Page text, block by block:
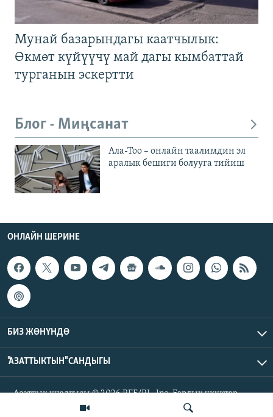
Мунай базарындагы каатчылык:
Өкмөт күйүүчү май дагы кымбаттай
турганын эскертти
Блог - Миңсанат
Ала-Тоо – онлайн таалимдин эл
аралык бешиги болууга тийиш
ОНЛАЙН ШЕРИНЕ
БИЗ ЖӨНҮНДӨ
"АЗАТТЫКТЫН" САНДЫГЫ
Азаттык үналгысы © 2026 RFE/RL, Inc. Бардык укуктар